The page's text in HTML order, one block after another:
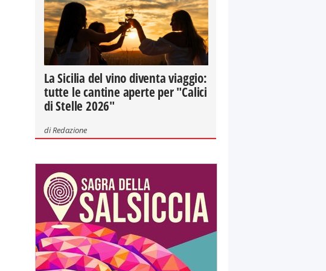
La Sicilia del vino diventa viaggio:
tutte le cantine aperte per "Calici
di Stelle 2026"
diRedazione